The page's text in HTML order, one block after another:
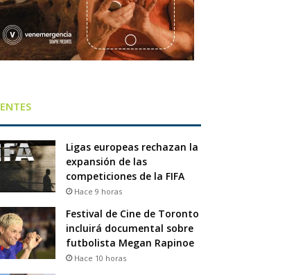
Ligas europeas rechazan la
expansión de las
competiciones de la FIFA
Hace 9 horas
Festival de Cine de Toronto
incluirá documental sobre
futbolista Megan Rapinoe
Hace 10 horas